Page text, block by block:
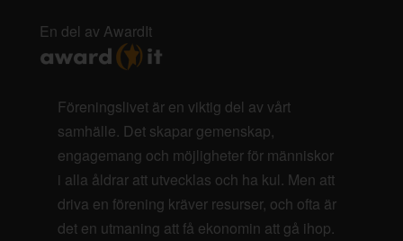
En del av AwardIt
Föreningslivet är en viktig del av vårt
samhälle. Det skapar gemenskap,
engagemang och möjligheter för människor
i alla åldrar att utvecklas och ha kul. Men att
driva en förening kräver resurser, och ofta är
det en utmaning att få ekonomin att gå ihop.